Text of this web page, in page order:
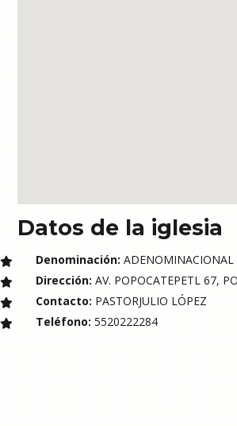
Datos de la iglesia
Denominación: ADENOMINACIONAL
Dirección: AV. POPOCATEPETL 67,
Contacto: PASTORJULIO LÓPEZ
Teléfono: 5520222284